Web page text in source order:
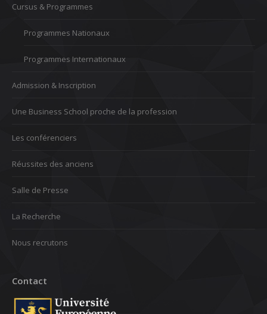
Cursus & Programmes
Programmes Nationaux
Programmes Internationaux
Admission & Inscription
Une Business School proche de la profession
Les conférenciers
Réussites des anciens
Salle de Presse
La Recherche
Nous recrutons
Contact